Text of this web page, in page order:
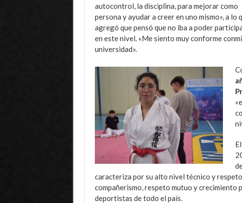
autocontrol, la disciplina, para mejorar como
persona y ayudar a creer en uno mismo», a lo
agregó que pensó que no iba a poder
en este nivel. «Me siento muy conforme
universidad».
caracteriza por su alto nivel técnico y
compañerismo, respeto mutuo y crecimiento
deportistas de todo el país.